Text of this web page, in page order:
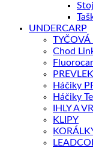
UNDERCARP
TYČOVÁ
Chod
Háčiky
Háčiky
IHLY A
KLIPY